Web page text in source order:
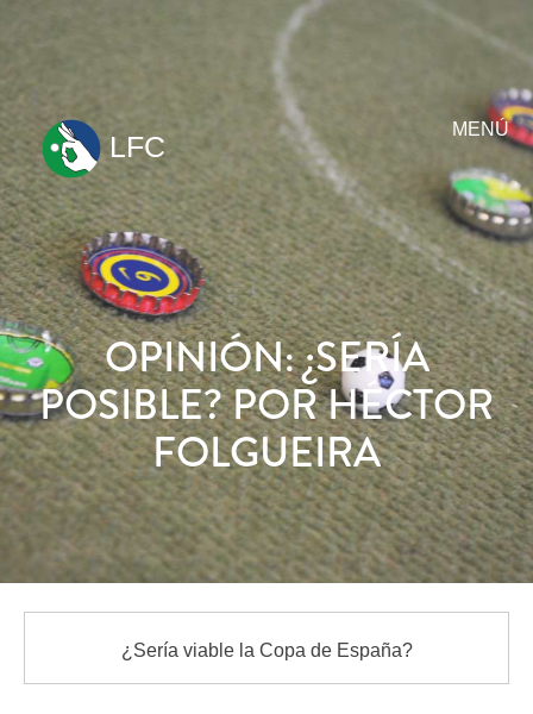
MENÚ
ir
al
contenido
LFC
OPINIÓN: ¿SERÍA
POSIBLE? POR HÉCTOR
FOLGUEIRA
¿Sería viable la Copa de España?